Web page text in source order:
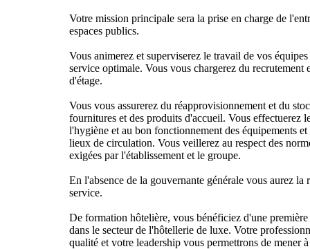
Votre mission principale sera la prise en charge de
espaces publics.
Vous animerez et superviserez le travail de vos
service optimale. Vous vous chargerez du recrutement
d'étage.
Vous vous assurerez du réapprovisionnement et du
fournitures et des produits d'accueil. Vous effectuerez
l'hygiène et au bon fonctionnement des équipements
lieux de circulation. Vous veillerez au respect des
exigées par l'établissement et le groupe.
En l'absence de la gouvernante générale vous aurez la
service.
De formation hôtelière, vous bénéficiez d'une
dans le secteur de l'hôtellerie de luxe. Votre
qualité et votre leadership vous permettrons de mener